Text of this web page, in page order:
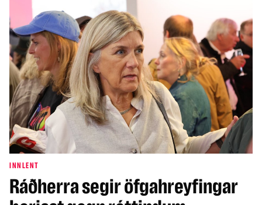
INNLENT
Ráðherra segir öfgahreyfingar